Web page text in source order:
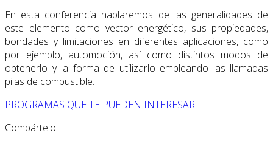
En esta conferencia hablaremos de las generalidades de
este elemento como vector energético, sus propiedades,
bondades y limitaciones en diferentes aplicaciones, como
por ejemplo, automoción, así como distintos modos de
obtenerlo y la forma de utilizarlo empleando las llamadas
pilas de combustible.
PROGRAMAS QUE TE PUEDEN INTERESAR
Compártelo